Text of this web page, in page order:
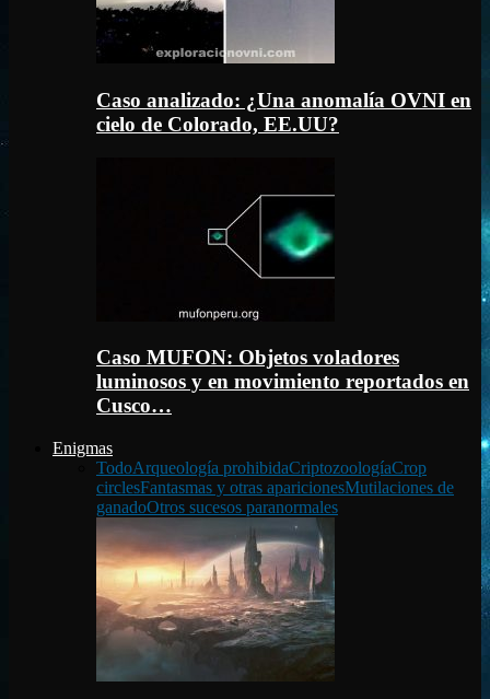
Caso analizado: ¿Una anomalía OVNI en
cielo de Colorado, EE.UU?
Caso MUFON: Objetos voladores
luminosos y en movimiento reportados en
Cusco…
Enigmas
TodoArqueología prohibidaCriptozoologíaCrop
circlesFantasmas y otras aparicionesMutilaciones de
ganadoOtros sucesos paranormales